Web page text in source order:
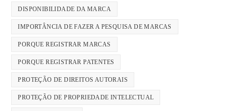
DISPONIBILIDADE DA MARCA
IMPORTÂNCIA DE FAZER A PESQUISA DE MARCAS
PORQUE REGISTRAR MARCAS
PORQUE REGISTRAR PATENTES
PROTEÇÃO DE DIREITOS AUTORAIS
PROTEÇÃO DE PROPRIEDADE INTELECTUAL